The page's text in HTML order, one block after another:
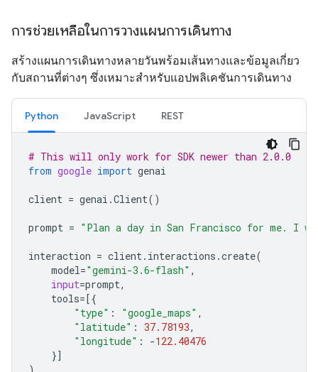
การช่วยเหลือในการวางแผนการเดินทาง
สร้างแผนการเดินทางหลายวันพร้อมเส้นทางและข้อมูลเกี่ยว
กับสถานที่ต่างๆ ซึ่งเหมาะสำหรับแอปพลิเคชันการเดินทาง
Python JavaScript REST
# This will only work for SDK newer than 2.0.0
from google import genai
client = genai .Client()
prompt = "Plan a day in San Francisco for me. I
interaction = client. interactions .create(
model="gemini-3.6-flash" ,
input=prompt,
tools=[{
"type" : "google_maps" ,
"latitude" : 37.78193,
"longitude" : -122.40476
}]